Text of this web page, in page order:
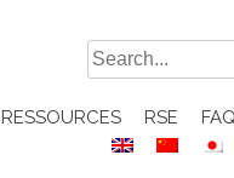
Search
for:
RESSOURCES RSE FAQ